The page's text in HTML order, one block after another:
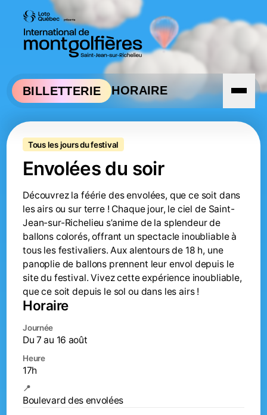
Aller à la navigation
Aller au contenu
BILLETTERIE HORAIRE
Envolées du soir
Tous les jours du festival
Envolées du soir
Découvrez la féérie des envolées, que ce soit dans
les airs ou sur terre ! Chaque jour, le ciel de Saint-
Jean-sur-Richelieu s’anime de la splendeur de
ballons colorés, offrant un spectacle inoubliable à
tous les festivaliers. Aux alentours de 18 h, une
panoplie de ballons prennent leur envol depuis le
site du festival. Vivez cette expérience inoubliable,
que ce soit depuis le sol ou dans les airs !
Horaire
Journée
Du 7 au 16 août
Heure
17h
📍
Boulevard des envolées